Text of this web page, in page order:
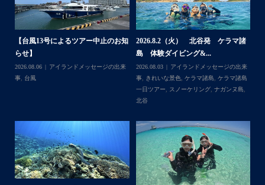
ね！！
高校生でダイビングできるのは羨ましい！！！
なかなかできない経験
今回は海の世界にほんの少し足を入れただけなのでもっと
もっと知りたくなったら是非ライセンス取得して遊びに来
【台風13号によるツアー中止のお知
らせ】
2026.08.06
アイランドメッセージの出来
事, 台風
2026.8.2（火） 北谷発 ケラマ諸
島 体験ダイビング&...
2026.08.03
アイランドメッセージの出来
事, きれいな景色 ケラマ諸島
ケラマ諸島
一日ツアー
スノーケリング, ナガンヌ島
北谷